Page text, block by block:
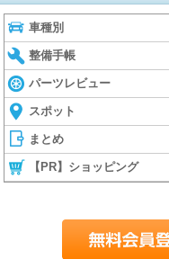
車種別
整備手帳
パーツレビュー
スポット
まとめ
【PR】ショッピング